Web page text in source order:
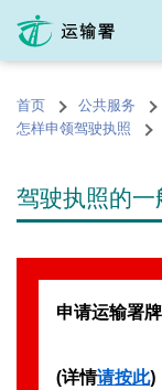
内
的
开
首页 公共服务
怎样申领驾驶执照
驾驶执照的
申请运输署
(详情请按此)